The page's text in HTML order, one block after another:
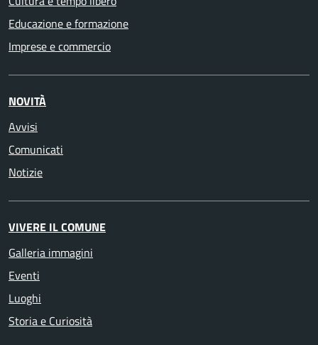
Educazione e formazione
Imprese e commercio
NOVITÀ
Avvisi
Comunicati
Notizie
VIVERE IL COMUNE
Galleria immagini
Eventi
Luoghi
Storia e Curiosità